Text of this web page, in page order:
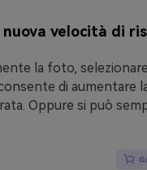
velocità di
la foto,
di aumentare
Oppure si può